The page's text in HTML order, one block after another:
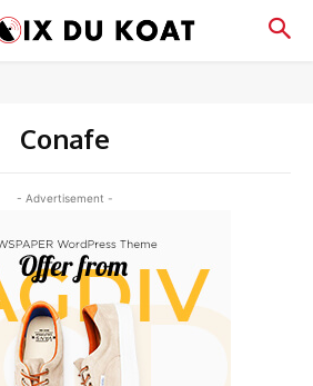
Conafe
- Advertisement -